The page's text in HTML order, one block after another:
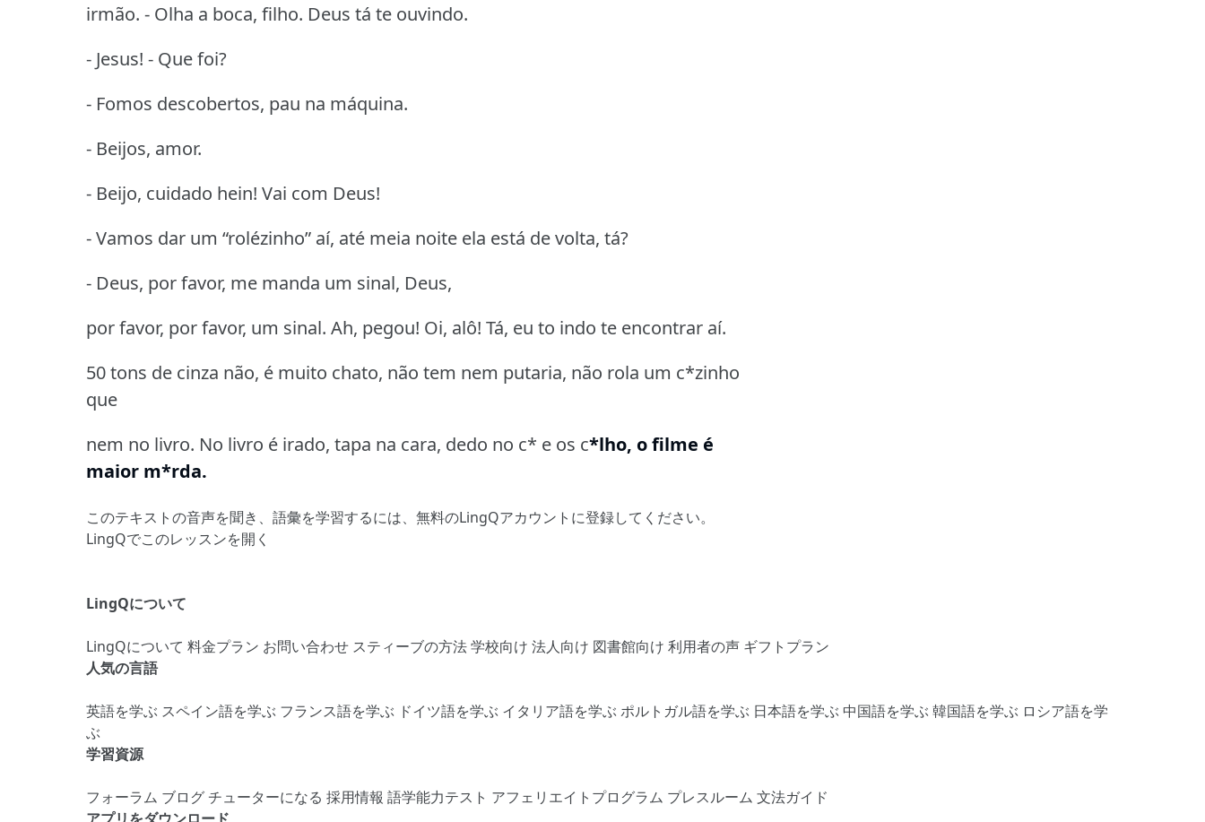
irmão. - Olha a boca, filho. Deus tá te ouvindo.
- Jesus! - Que foi?
- Fomos descobertos, pau na máquina.
- Beijos, amor.
- Beijo, cuidado hein! Vai com Deus!
- Vamos dar um “rolézinho” aí, até meia noite ela está de volta, tá?
- Deus, por favor, me manda um sinal, Deus,
por favor, por favor, um sinal. Ah, pegou! Oi, alô! Tá, eu to indo te encontrar aí.
50 tons de cinza não, é muito chato, não tem nem putaria, não rola um c*zinho
que
nem no livro. No livro é irado, tapa na cara, dedo no c* e os c*lho, o filme é
maior m*rda.
このテキストの音声を聞き、語彙を学習するには、 無料のLingQアカウントに登録してください。
LingQでこのレッスンを開く
LingQについて
LingQについて 料金プラン お問い合わせ スティーブの方法学校向け 法人向け 図書館向け 利用者の声 ギフトプラン
人気の言語
英語を学ぶ スペイン語を学ぶ フランス語を学ぶ ドイツ語を学ぶ イタリア語を学ぶ ポルトガル語を学ぶ 日本語を学ぶ 中国語を学ぶ 韓国語を学ぶ ロシア語を学
ぶ
学習資源
フォーラム ブログチューターになる 採用情報 語学能力テスト アフェリエイトプログラム プレスルーム 文法ガイド
アプリをダウンロード